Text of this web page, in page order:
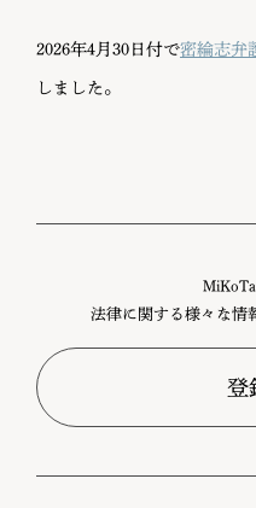
2026年4月30日付で密綸志弁
しました。
法律に関する様々な情
登